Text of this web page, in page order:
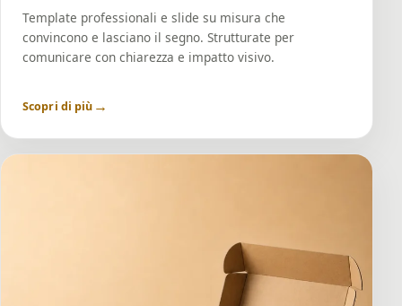
Template professionali e slide su misura che
convincono e lasciano il segno. Strutturate per
comunicare con chiarezza e impatto visivo.
Scopri di più →